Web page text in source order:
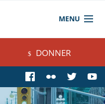
MENU
DONNER